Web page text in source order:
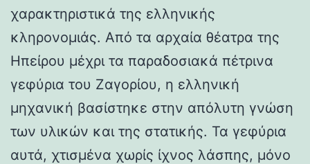
χαρακτηριστικά της ελληνικής
κληρονομιάς. Από τα αρχαία θέατρα της
Ηπείρου μέχρι τα παραδοσιακά πέτρινα
γεφύρια του Ζαγορίου, η ελληνική
μηχανική βασίστηκε στην απόλυτη γνώση
των υλικών και της στατικής. Τα γεφύρια
αυτά, χτισμένα χωρίς ίχνος λάσπης, μόνο